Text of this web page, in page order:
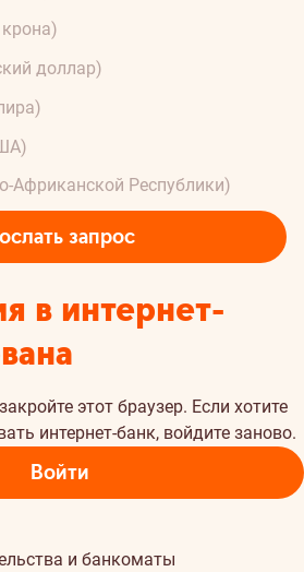
доллар)
Африканской Республики)
запрос
в интернет-
этот браузер. Если хотите
интернет-банк, войдите заново.
Войти
и банкоматы